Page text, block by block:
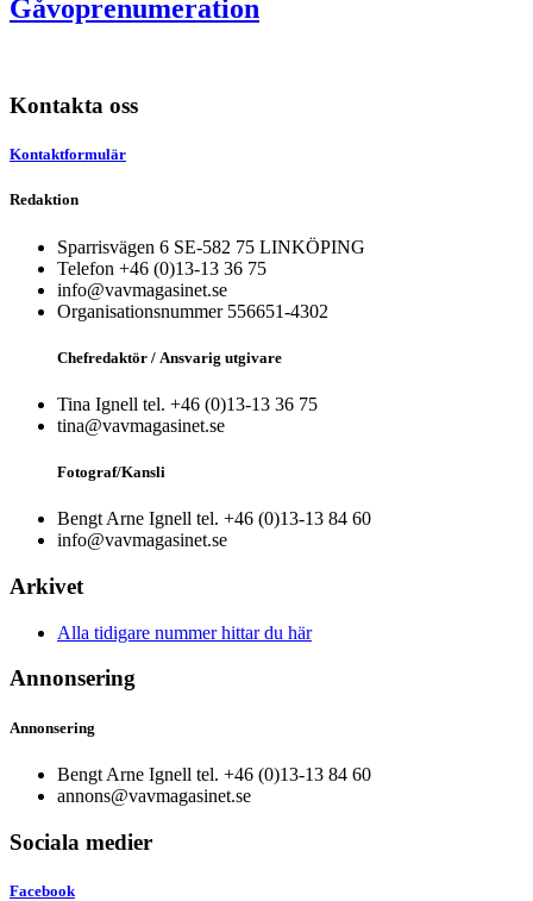
Gåvoprenumeration
Kontakta oss
Kontaktformulär
Redaktion
Sparrisvägen 6 SE-582 75 LINKÖPING
Telefon +46 (0)13-13 36 75
info@vavmagasinet.se
Organisationsnummer 556651-4302
Chefredaktör / Ansvarig utgivare
Tina Ignell tel. +46 (0)13-13 36 75
tina@vavmagasinet.se
Fotograf/Kansli
Bengt Arne Ignell tel. +46 (0)13-13 84 60
info@vavmagasinet.se
Arkivet
Alla tidigare nummer hittar du här
Annonsering
Annonsering
Bengt Arne Ignell tel. +46 (0)13-13 84 60
annons@vavmagasinet.se
Sociala medier
Facebook